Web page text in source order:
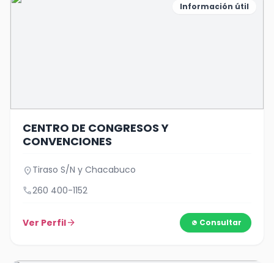
Información útil
CENTRO DE CONGRESOS Y
CONVENCIONES
location_onTiraso S/N y Chacabuco
call260 400-1152
Ver Perfilarrow_forward Consultar